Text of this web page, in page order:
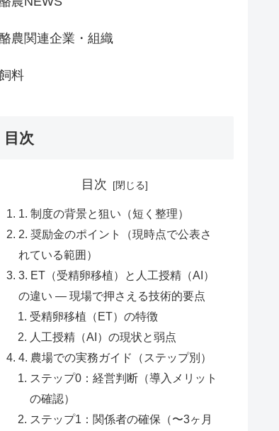
農関連企業・組織
料
目次
目次
1. 制度の背景と狙い（短く整理）
2. 奨励金のポイント（現時点で公表さ
れている範囲）
3. ET（受精卵移植）と人工授精（AI）
の違い — 現場で押さえる技術的要点
受精卵移植（ET）の特徴
人工授精（AI）の現状と弱点
4. 農場での実務ガイド（ステップ別）
ステップ0：経営判断（導入メリット
の確認）
ステップ1：関係者の確保（〜3ヶ月